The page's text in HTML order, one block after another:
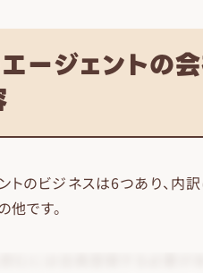
ージェントの
トのビジネスは6つあり、内
他です。